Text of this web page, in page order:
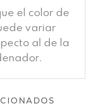
el color de
variar
al de la